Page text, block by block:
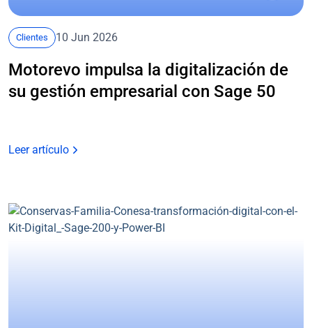
Clientes 10 Jun 2026
Motorevo impulsa la digitalización de
su gestión empresarial con Sage 50
Leer artículo